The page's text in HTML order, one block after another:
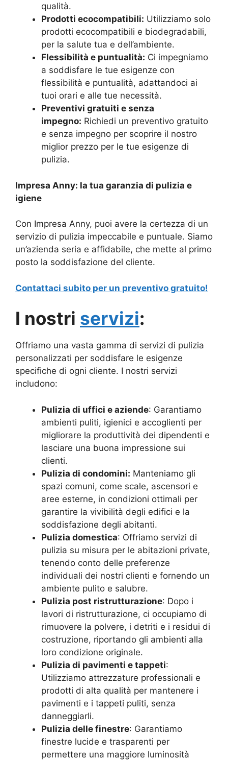
qualità.
Prodotti ecocompatibili: Utilizziamo solo
prodotti ecocompatibili e biodegradabili,
per la salute tua e dell’ambiente.
Flessibilità e puntualità: Ci impegniamo
a soddisfare le tue esigenze con
flessibilità e puntualità, adattandoci ai
tuoi orari e alle tue necessità.
Preventivi gratuiti e senza
impegno: Richiedi un preventivo gratuito
e senza impegno per scoprire il nostro
miglior prezzo per le tue esigenze di
pulizia.
Impresa Anny: la tua garanzia di pulizia e
igiene
Con Impresa Anny, puoi avere la certezza di un
servizio di pulizia impeccabile e puntuale. Siamo
un’azienda seria e affidabile, che mette al primo
posto la soddisfazione del cliente.
Contattaci subito per un preventivo gratuito!
I nostri servizi:
Offriamo una vasta gamma di servizi di pulizia
personalizzati per soddisfare le esigenze
specifiche di ogni cliente. I nostri servizi
includono:
Pulizia di uffici e aziende: Garantiamo
ambienti puliti, igienici e accoglienti per
migliorare la produttività dei dipendenti e
lasciare una buona impressione sui
clienti.
Pulizia di condomini: Manteniamo gli
spazi comuni, come scale, ascensori e
aree esterne, in condizioni ottimali per
garantire la vivibilità degli edifici e la
soddisfazione degli abitanti.
Pulizia domestica: Offriamo servizi di
pulizia su misura per le abitazioni private,
tenendo conto delle preferenze
individuali dei nostri clienti e fornendo un
ambiente pulito e salubre.
Pulizia post ristrutturazione: Dopo i
lavori di ristrutturazione, ci occupiamo di
rimuovere la polvere, i detriti e i residui di
costruzione, riportando gli ambienti alla
loro condizione originale.
Pulizia di pavimenti e tappeti:
Utilizziamo attrezzature professionali e
prodotti di alta qualità per mantenere i
pavimenti e i tappeti puliti, senza
danneggiarli.
Pulizia delle finestre: Garantiamo
finestre lucide e trasparenti per
permettere una maggiore luminosità